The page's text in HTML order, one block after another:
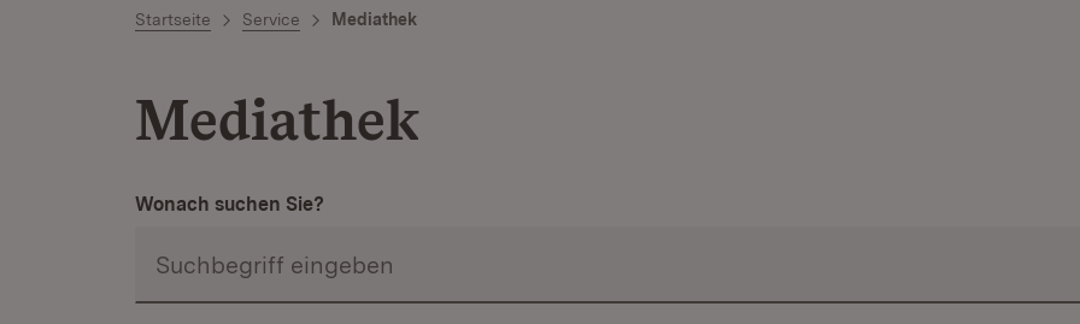
Startseite Service Mediathek
Mediathek
Wonach suchen Sie?